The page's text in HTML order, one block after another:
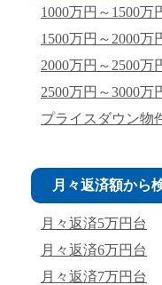
1000万円～1500万
1500万円～2000万
2000万円～2500万
2500万円～3000万
プライスダウン物
月々返済額から
月々返済5万円台
月々返済6万円台
月々返済7万円台